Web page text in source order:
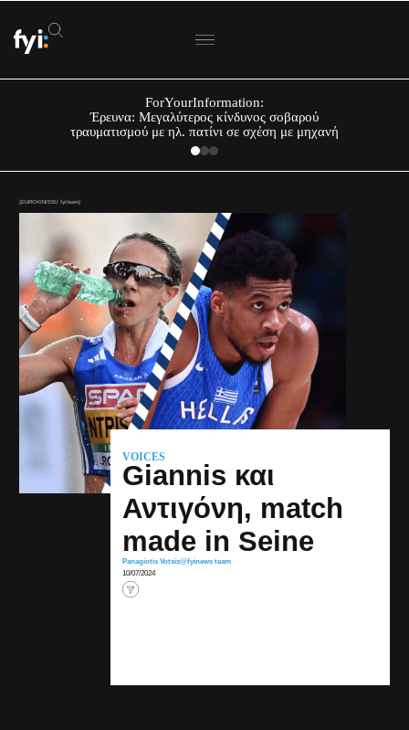
ForYourInformation:
Έρευνα: Μεγαλύτερος κίνδυνος σοβαρού
τραυματισμού με ηλ. πατίνι σε σχέση με μηχανή
(EUROKINISSI/ fyiteam)
VOICES
Giannis και
Αντιγόνη, match
made in Seine
Panagiotis Votsis@fyinews team
10/07/2024